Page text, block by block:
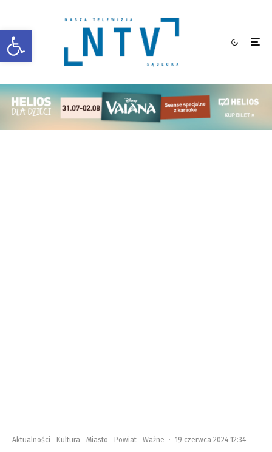
Otwórz pasek narzędzi
Aktualności Kultura Miasto Powiat Ważne · 19 czerwca 2024 12:34